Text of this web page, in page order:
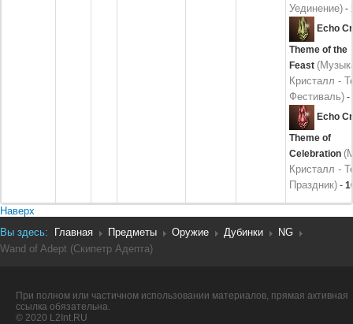
Уединение) -
Echo
Theme of the
Feast
Кристалл -
Фестиваль) -
Echo
Theme of
Celebration
Кристалл -
Праздник) -
Наверх
Вы здесь:
Главная Предметы Оружие Дубинки
NG
Wand of Adept (Скипетр Адепта)
При полном или частичном использовании материалов, прямая активная
ссылка обязательна.
© 2020 L2Int.RU